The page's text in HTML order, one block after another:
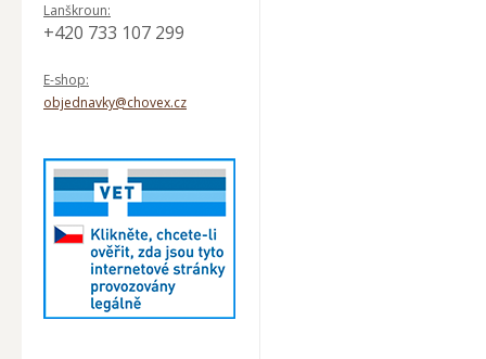
Lanškroun:
+420 733 107 299
E-shop:
objednavky@chovex.cz